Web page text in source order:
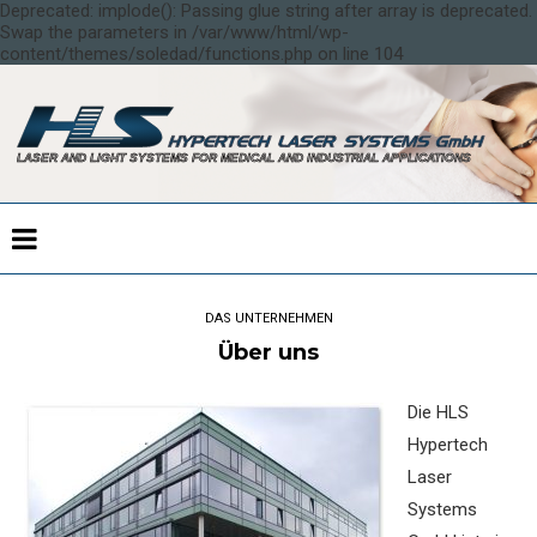
Deprecated: implode(): Passing glue string after array is deprecated.
Swap the parameters in /var/www/html/wp-
content/themes/soledad/functions.php on line 104
DAS UNTERNEHMEN
Über uns
Die HLS
Hypertech
Laser
Systems